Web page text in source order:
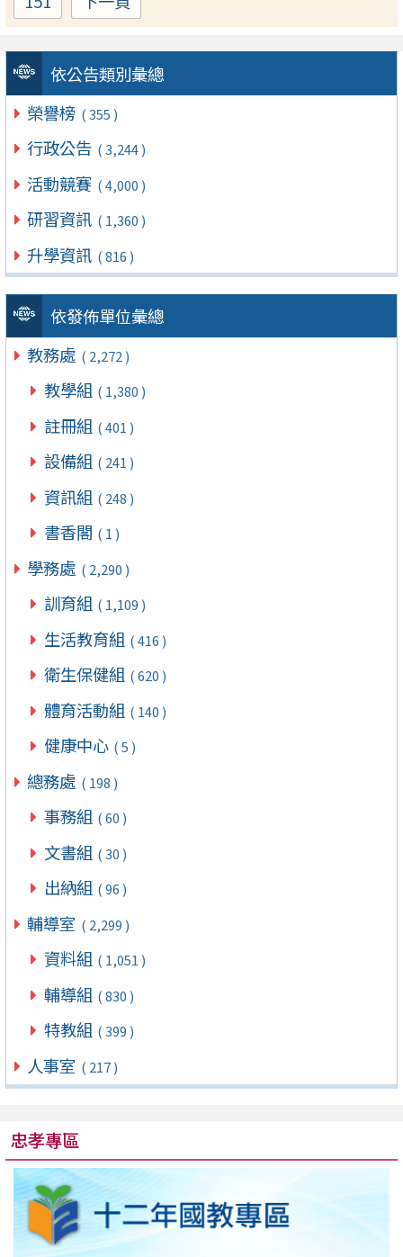
依公告類別彙總
榮譽榜 ( 355 )
行政公告 ( 3,244 )
活動競賽 ( 4,000 )
研習資訊 ( 1,360 )
升學資訊 ( 816 )
依發佈單位彙總
教務處 ( 2,272 )
教學組 ( 1,380 )
註冊組 ( 401 )
設備組 ( 241 )
資訊組 ( 248 )
書香閣 ( 1 )
學務處 ( 2,290 )
訓育組 ( 1,109 )
生活教育組 ( 416 )
衛生保健組 ( 620 )
體育活動組 ( 140 )
健康中心 ( 5 )
總務處 ( 198 )
事務組 ( 60 )
文書組 ( 30 )
出納組 ( 96 )
輔導室 ( 2,299 )
資料組 ( 1,051 )
輔導組 ( 830 )
特教組 ( 399 )
人事室 ( 217 )
Page
忠孝專區